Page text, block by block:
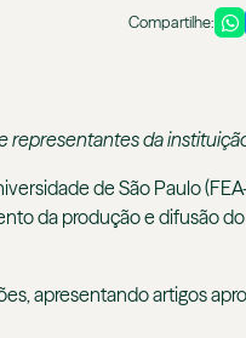
Compartilhe:
da
de São Paulo
da produção e difusão
apresentando artigos